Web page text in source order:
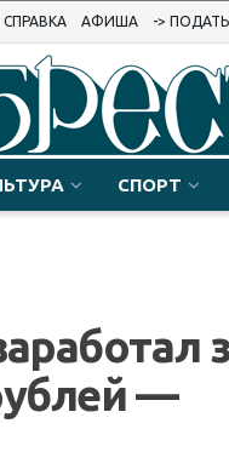
СПРАВКА АФИША ->
СПОРТ
—